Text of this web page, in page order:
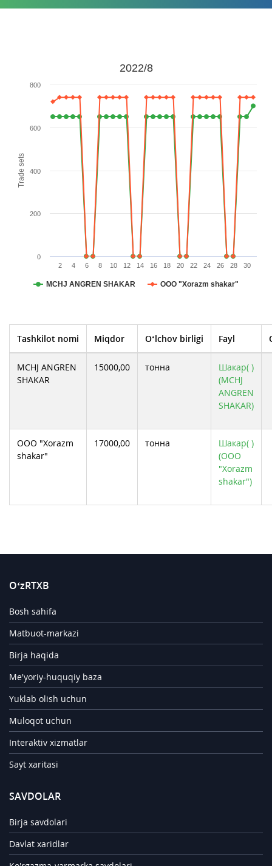
Trade sets
2022/8
МСHJ ANGREN SHAKAR ООО "Xorazm shakar"
2 4 6 8 10 12 14 16 18 20 22 24 26 28 30
0
200
400
600
800
Tashkilot nomi Miqdor O‘lchov birligi Fayl
МСHJ ANGREN
SHAKAR
15000,00 тонна
Шакар( )
(МСHJ
ANGREN
SHAKAR)
ООО "Xorazm
shakar"
17000,00 тонна
Шакар( )
(ООО
"Xorazm
shakar")
O‘zRTXB
Bosh sahifa
Matbuot-markazi
Birja haqida
Me'yoriy-huquqiy baza
Yuklab olish uchun
Muloqot uchun
Interaktiv xizmatlar
Sayt xaritasi
SAVDOLAR
Birja savdolari
Davlat xaridlar